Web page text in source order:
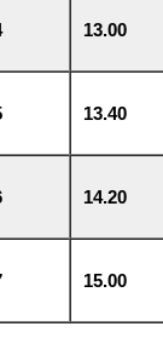
13.00
13.40
14.20
15.00